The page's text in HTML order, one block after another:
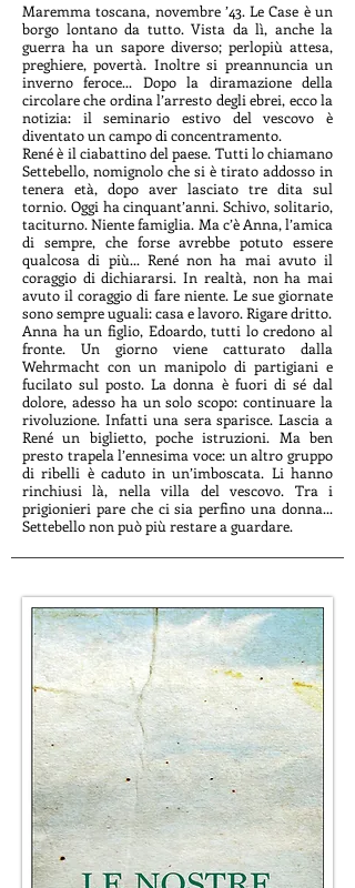
Maremma toscana, novembre ’43. Le Case è un
borgo lontano da tutto. Vista da lì, anche la
guerra ha un sapore diverso; perlopiù attesa,
preghiere, povertà. Inoltre si preannuncia un
inverno feroce... Dopo la diramazione della
circolare che ordina l’arresto degli ebrei, ecco la
notizia: il seminario estivo del vescovo è
diventato un campo di concentramento.
René è il ciabattino del paese. Tutti lo chiamano
Settebello, nomignolo che si è tirato addosso in
tenera età, dopo aver lasciato tre dita sul
tornio. Oggi ha cinquant’anni. Schivo, solitario,
taciturno. Niente famiglia. Ma c’è Anna, l’amica
di sempre, che forse avrebbe potuto essere
qualcosa di più... René non ha mai avuto il
coraggio di dichiararsi. In realtà, non ha mai
avuto il coraggio di fare niente. Le sue giornate
sono sempre uguali: casa e lavoro. Rigare dritto.
Anna ha un figlio, Edoardo, tutti lo credono al
fronte. Un giorno viene catturato dalla
Wehrmacht con un manipolo di partigiani e
fucilato sul posto. La donna è fuori di sé dal
dolore, adesso ha un solo scopo: continuare la
rivoluzione. Infatti una sera sparisce. Lascia a
René un biglietto, poche istruzioni. Ma ben
presto trapela l’ennesima voce: un altro gruppo
di ribelli è caduto in un’imboscata. Li hanno
rinchiusi là, nella villa del vescovo. Tra i
prigionieri pare che ci sia perfino una donna...
Settebello non può più restare a guardare.